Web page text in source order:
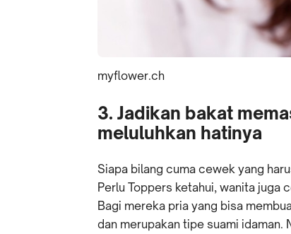
myflower.ch
3. Jadikan bakat
meluluhkan hatinya
Siapa bilang cuma cewek yang
Perlu Toppers ketahui, wanita juga
Bagi mereka pria yang bisa
dan merupakan tipe suami idaman.